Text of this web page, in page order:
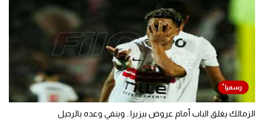
الزمالك يغلق الباب أمام عروض بيزيرا.. وينفي وعده بالرحيل